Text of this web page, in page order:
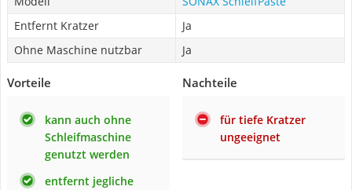
Entfernt Kratzer
Ja
Ohne Maschine nutzbar
Ja
Vorteile
kann auch ohne
Schleifmaschine
genutzt werden
entfernt jegliche
Nachteile
für tiefe Kratzer
ungeeignet